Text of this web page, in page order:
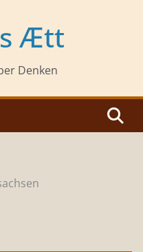
Ætt
Denken